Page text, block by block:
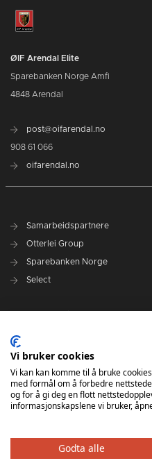
ØIF Arendal Elite
Sparebanken Norge Amfi
4848 Arendal
post@oifarendal.no
908 61 066
oifarendal.no
Samarbeidspartnere
Otterlei Group
Sparebanken Norge
Select
Spillerstall
Administrasjon
Styret
Vi bruker cookies
Vi kan kan komme til å bruke
med formål om å forbedre
og for å gi deg en flott
informasjonskapslene vi bruker,
Godta alle